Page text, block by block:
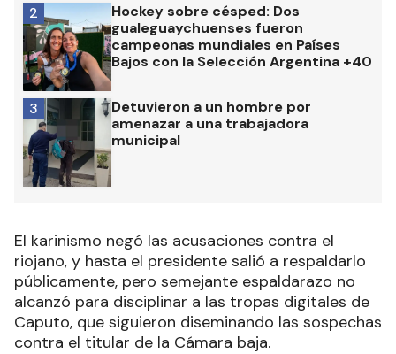
Hockey sobre césped: Dos
gualeguaychuenses fueron
campeonas mundiales en Países
Bajos con la Selección Argentina +40
2
Detuvieron a un hombre por
amenazar a una trabajadora
municipal
3
El karinismo negó las acusaciones contra el
riojano, y hasta el presidente salió a respaldarlo
públicamente, pero semejante espaldarazo no
alcanzó para disciplinar a las tropas digitales de
Caputo, que siguieron diseminando las sospechas
contra el titular de la Cámara baja.